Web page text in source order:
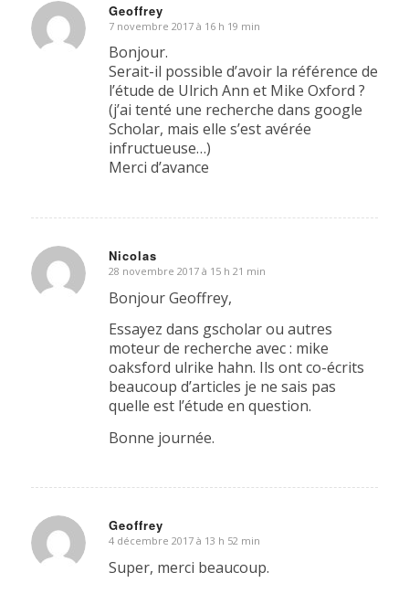
Geoffrey
dit
:
7 novembre 2017 à 16 h 19 min
Bonjour.
Serait-il possible d’avoir la référence de
l’étude de Ulrich Ann et Mike Oxford ?
(j’ai tenté une recherche dans google
Scholar, mais elle s’est avérée
infructueuse…)
Merci d’avance
Nicolas
dit
:
28 novembre 2017 à 15 h 21 min
Bonjour Geoffrey,
Essayez dans gscholar ou autres
moteur de recherche avec : mike
oaksford ulrike hahn. Ils ont co-écrits
beaucoup d’articles je ne sais pas
quelle est l’étude en question.
Bonne journée.
Geoffrey
dit
:
4 décembre 2017 à 13 h 52 min
Super, merci beaucoup.